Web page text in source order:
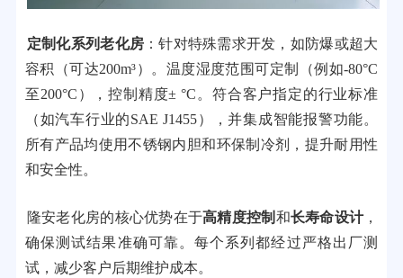
定制化系列老化房 ：针对特殊需求开发，如防爆或超大
容积（可达200m³）。温度湿度范围可定制（例如-80°C
至200°C），控制精度± °C。符合客户指定的行业标准
（如汽车行业的SAE J1455），并集成智能报警功能。
所有产品均使用不锈钢内胆和环保制冷剂，提升耐用性
和安全性。
隆安老化房的核心优势在于高精度控制 和长寿命设计，
确保测试结果准确可靠。每个系列都经过严格出厂测
试，减少客户后期维护成本。